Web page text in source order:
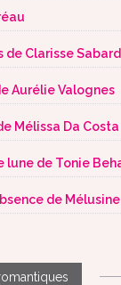
de Clarisse Sabard
Aurélie Valognes
Mélissa Da Costa
lune de Tonie
de